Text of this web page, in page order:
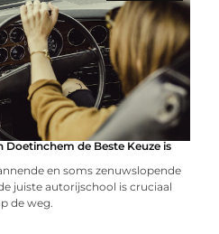
de Beste Keuze is
en soms zenuwslopende
juiste autorijschool is cruciaal
de weg.